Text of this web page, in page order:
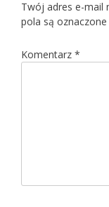
Twój adres e-mail
pola są oznaczone
Komentarz *